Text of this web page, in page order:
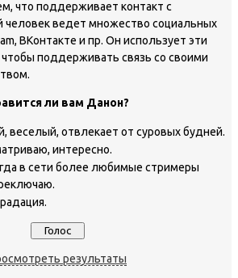
что поддерживает контакт с
ведет множество социальных
ВКонтакте и пр. Он использует эти
поддерживать связь со своими
ли вам Данон?
веселый, отвлекает от суровых будней.
интересно.
в сети более любимые стримеры
результаты